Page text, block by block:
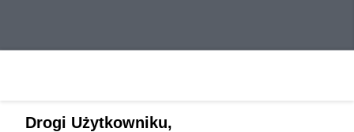
Drogi Użytkowniku,